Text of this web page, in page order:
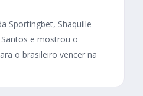
Sportingbet, Shaquille
e mostrou o
o brasileiro vencer na